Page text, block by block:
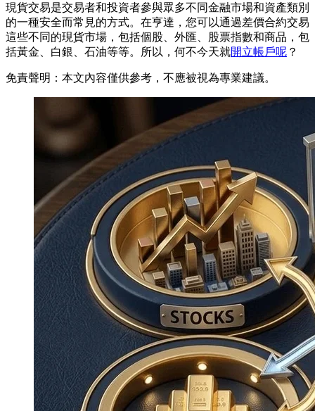
現貨交易是交易者和投資者參與眾多不同金融市場和資產類別
的一種安全而常見的方式。在亨達，您可以通過差價合約交易
這些不同的現貨市場，包括個股、外匯、股票指數和商品，包
括黃金、白銀、石油等等。所以，何不今天就開立帳戶呢 ？
免責聲明：本文內容僅供參考，不應被視為專業建議。